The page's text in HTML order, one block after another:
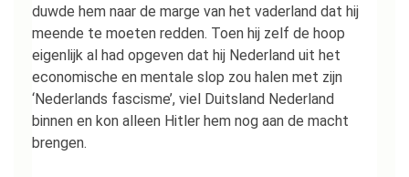
duwde hem naar de marge van het vaderland dat hij
meende te moeten redden. Toen hij zelf de hoop
eigenlijk al had opgeven dat hij Nederland uit het
economische en mentale slop zou halen met zijn
‘Nederlands fascisme’, viel Duitsland Nederland
binnen en kon alleen Hitler hem nog aan de macht
brengen.